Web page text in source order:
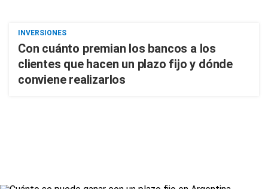
INVERSIONES
Con cuánto premian los bancos a los
clientes que hacen un plazo fijo y dónde
conviene realizarlos